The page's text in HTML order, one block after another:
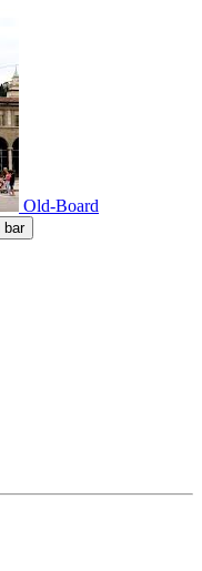
Old-Board
bar